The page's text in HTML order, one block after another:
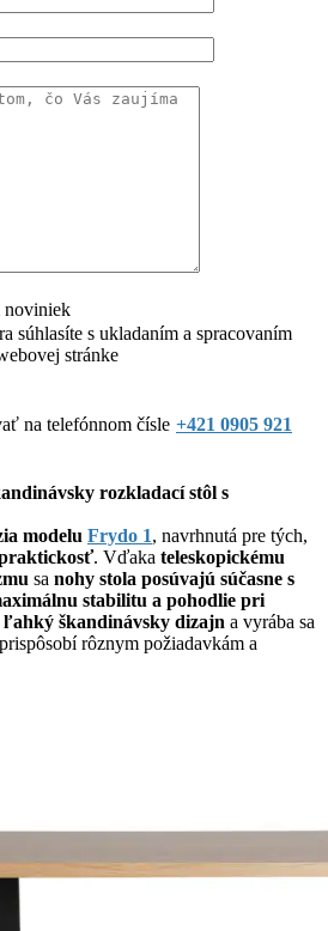
noviniek
súhlasíte s ukladaním a spracovaním
stránke
na telefónnom čísle +421 0905 921
rozkladací stôl s
modelu Frydo 1, navrhnutá pre tých,
. Vďaka teleskopickému
sa nohy stola posúvajú súčasne s
stabilitu a pohodlie pri
ľahký škandinávsky dizajn a vyrába sa
rôznym požiadavkám a